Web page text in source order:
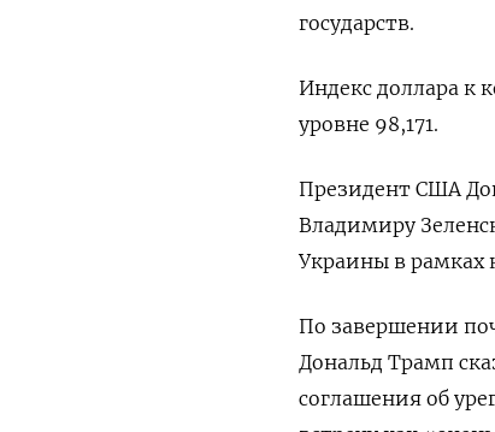
государств.
Индекс доллара к
уровне 98,171.
Президент США
Владимиру
Украины в рамках
По завершении
Дональд Трамп
соглашения об